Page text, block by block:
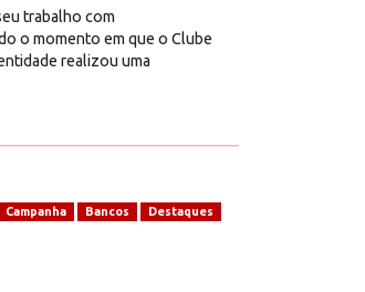
trabalho com
o momento em que o Clube
realizou uma
Campanha Bancos Destaques